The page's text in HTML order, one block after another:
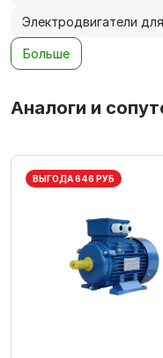
Электродвигатели
Больше
Аналоги и
ВЫГОДА 646 РУБ